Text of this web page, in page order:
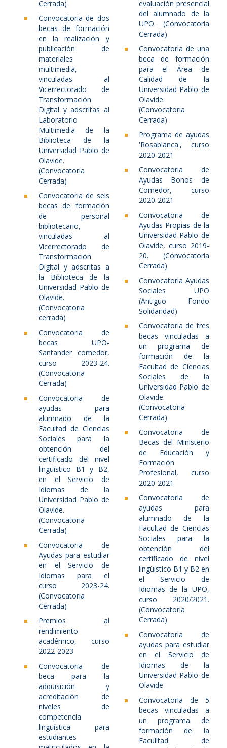
Cerrada)
Convocatoria de dos
becas de formación
en la realización y
publicación de
materiales
multimedia,
vinculadas al
Vicerrectorado de
Transformación
Digital y adscritas al
Laboratorio
Multimedia de la
Biblioteca de la
Universidad Pablo de
Olavide.
(Convocatoria
Cerrada)
Convocatoria de seis
becas de formación
de personal
bibliotecario,
vinculadas al
Vicerrectorado de
Transformación
Digital y adscritas a
la Biblioteca de la
Universidad Pablo de
Olavide.
(Convocatoria
cerrada)
Convocatoria de
becas UPO-
Santander comedor,
curso 2023-24.
(Convocatoria
Cerrada)
Convocatoria de
ayudas para
alumnado de la
Facultad de Ciencias
Sociales para la
obtención del
certificado del nivel
lingüístico B1 y B2,
en el Servicio de
Idiomas de la
Universidad Pablo de
Olavide.
(Convocatoria
Cerrada)
Convocatoria de
Ayudas para estudiar
en el Servicio de
Idiomas para el
curso 2023-24.
(Convocatoria
Cerrada)
Premios al
rendimiento
académico, curso
2022-2023
Convocatoria de
beca para la
adquisición y
acreditación de
niveles de
competencia
lingüística para
estudiantes
evaluación presencial
del alumnado de la
UPO. (Convocatoria
Cerrada)
Convocatoria de una
beca de formación
para el Área de
Calidad de la
Universidad Pablo de
Olavide.
(Convocatoria
Cerrada)
Programa de ayudas
'Rosablanca', curso
2020-2021
Convocatoria de
Ayudas Bonos de
Comedor, curso
2020-2021
Convocatoria de
Ayudas Propias de la
Universidad Pablo de
Olavide, curso 2019-
20. (Convocatoria
Cerrada)
Convocatoria Ayudas
Sociales UPO
(Antiguo Fondo
Solidaridad)
Convocatoria de tres
becas vinculadas a
un programa de
formación de la
Facultad de Ciencias
Sociales de la
Universidad Pablo de
Olavide.
(Convocatoria
Cerrada)
Convocatoria de
Becas del Ministerio
de Educación y
Formación
Profesional, curso
2020-2021
Convocatoria de
ayudas para
alumnado de la
Facultad de Ciencias
Sociales para la
obtención del
certificado de nivel
lingüístico B1 y B2 en
el Servicio de
Idiomas de la UPO,
curso 2020/2021.
(Convocatoria
Cerrada)
Convocatoria de
ayudas para estudiar
en el Servicio de
Idiomas de la
Universidad Pablo de
Olavide
Convocatoria de 5
becas vinculadas a
un programa de
formación de la
Faculltad de